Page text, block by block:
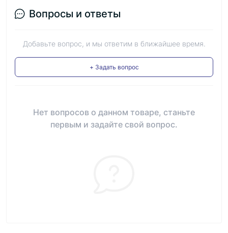
Вопросы и ответы
Добавьте вопрос, и мы ответим в ближайшее время.
+ Задать вопрос
Нет вопросов о данном товаре, станьте
первым и задайте свой вопрос.